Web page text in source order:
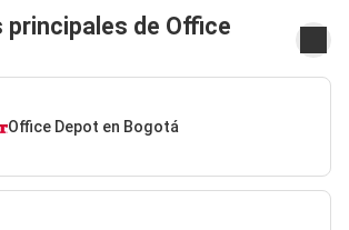
principales de Office
Office Depot en Bogotá